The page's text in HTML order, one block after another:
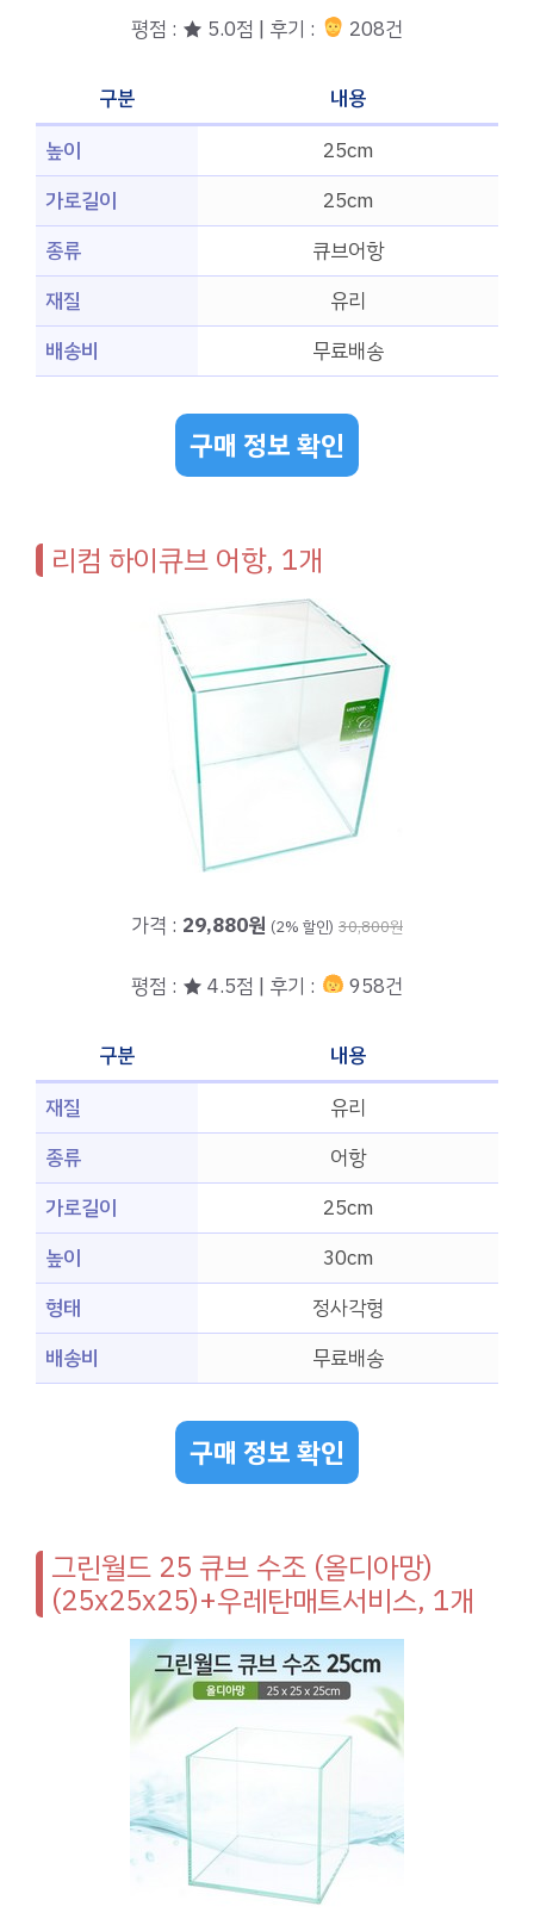
평점 : ★ 5.0점 | 후기 : 208건
구분
내용
높이
25cm
가로길이
25cm
종류
큐브어항
재질
유리
배송비
무료배송
구매 정보 확인
리컴 하이큐브 어항, 1개
가격 : 29,880원 (2% 할인) 30,800원
평점 : ★ 4.5점 | 후기 : 958건
구분
내용
재질
유리
종류
어항
가로길이
25cm
높이
30cm
형태
정사각형
배송비
무료배송
구매 정보 확인
그린월드 25 큐브 수조 (올디아망)
(25x25x25)+우레탄매트서비스, 1개